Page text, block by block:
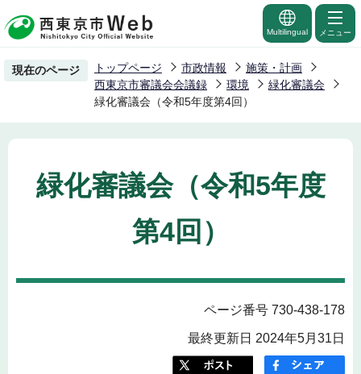
の
ー
の
先
Multilingual メニュー
現在のページ トップページ 市政情報
施策・計画
西東京市審議会会議録
環境
緑化審議会
緑化審議会（令和5年度第4回）
緑化審議会（令和5年度
第4回）
ページ番号 730-438-178
最終更新日 2024年5月31日